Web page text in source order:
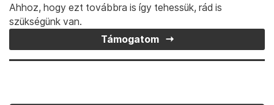
Ahhoz, hogy ezt továbbra is így tehessük, rád is
szükségünk van.
Támogatom